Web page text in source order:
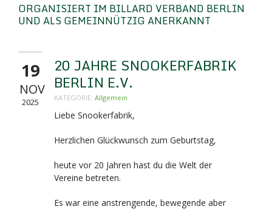
ORGANISIERT IM BILLARD VERBAND BERLIN
UND ALS GEMEINNÜTZIG ANERKANNT
19
NOV
2025
20 JAHRE SNOOKERFABRIK
BERLIN E.V.
KATEGORIE: Allgemein
Liebe Snookerfabrik,
Herzlichen Glückwunsch zum Geburtstag,
heute vor 20 Jahren hast du die Welt der
Vereine betreten.
Es war eine anstrengende, bewegende aber